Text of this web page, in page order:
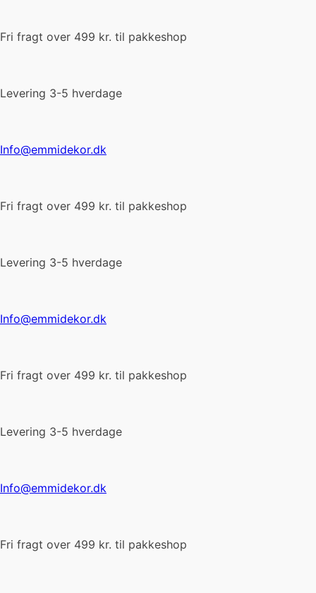
Fri fragt over 499 kr. til pakkeshop
Levering 3-5 hverdage
Info@emmidekor.dk
Fri fragt over 499 kr. til pakkeshop
Levering 3-5 hverdage
Info@emmidekor.dk
Fri fragt over 499 kr. til pakkeshop
Levering 3-5 hverdage
Info@emmidekor.dk
Fri fragt over 499 kr. til pakkeshop